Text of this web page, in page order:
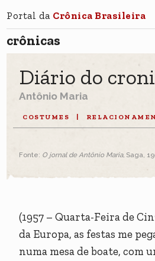
Portal da Crônica Brasileira
crônicas
Diário do
Antônio Maria
COSTUMES
Fonte: O jornal de Antônio Maria, Saga,
(1957 – Quarta-Feira de
da Europa, as festas me
numa mesa de boate, com